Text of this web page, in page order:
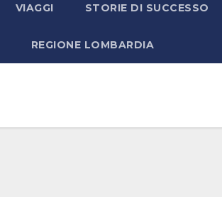
VIAGGI STORIE DI SUCCESSO
REGIONE LOMBARDIA